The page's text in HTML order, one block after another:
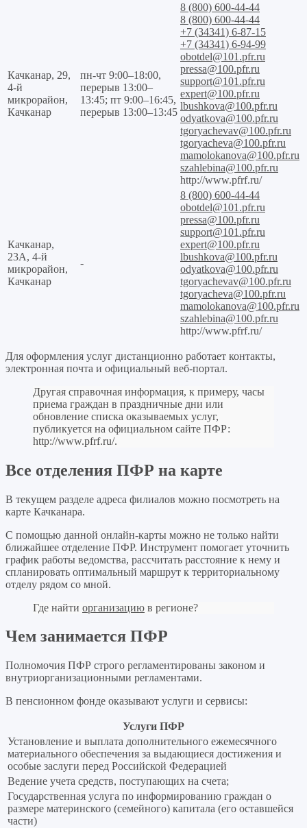
Качканар, 29,
4-й
микрорайон,
Качканар
пн-чт 9:00–18:00,
перерыв 13:00–
13:45; пт 9:00–16:45,
перерыв 13:00–13:45
8 (800) 600-44-44
8 (800) 600-44-44
+7 (34341) 6-87-15
+7 (34341) 6-94-99
obotdel@101.pfr.ru
pressa@100.pfr.ru
support@101.pfr.ru
expert@100.pfr.ru
lbushkova@100.pfr.ru
odyatkova@100.pfr.ru
tgoryachevav@100.pfr.ru
tgoryacheva@100.pfr.ru
mamolokanova@100.pfr.ru
szahlebina@100.pfr.ru
http://www.pfrf.ru/
Качканар,
23А, 4-й
микрорайон,
Качканар
-
8 (800) 600-44-44
obotdel@101.pfr.ru
pressa@100.pfr.ru
support@101.pfr.ru
expert@100.pfr.ru
lbushkova@100.pfr.ru
odyatkova@100.pfr.ru
tgoryachevav@100.pfr.ru
tgoryacheva@100.pfr.ru
mamolokanova@100.pfr.ru
szahlebina@100.pfr.ru
http://www.pfrf.ru/
Для оформления услуг дистанционно работает контакты,
электронная почта и официальный веб-портал.
Другая справочная информация, к примеру, часы
приема граждан в праздничные дни или
обновление списка оказываемых услуг,
публикуется на официальном сайте ПФР:
http://www.pfrf.ru/.
Все отделения ПФР на карте
В текущем разделе адреса филиалов можно посмотреть на
карте Качканара.
С помощью данной онлайн-карты можно не только найти
ближайшее отделение ПФР. Инструмент помогает уточнить
график работы ведомства, рассчитать расстояние к нему и
спланировать оптимальный маршрут к территориальному
отделу рядом со мной.
Где найти организацию в регионе?
Чем занимается ПФР
Полномочия ПФР строго регламентированы законом и
внутриорганизационными регламентами.
В пенсионном фонде оказывают услуги и сервисы:
Услуги ПФР
Установление и выплата дополнительного ежемесячного
материального обеспечения за выдающиеся достижения и
особые заслуги перед Российской Федерацией
Ведение учета средств, поступающих на счета;
Государственная услуга по информированию граждан о
размере материнского (семейного) капитала (его оставшейся
части)